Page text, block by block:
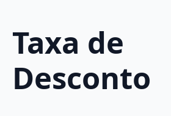
Taxa de
Desconto